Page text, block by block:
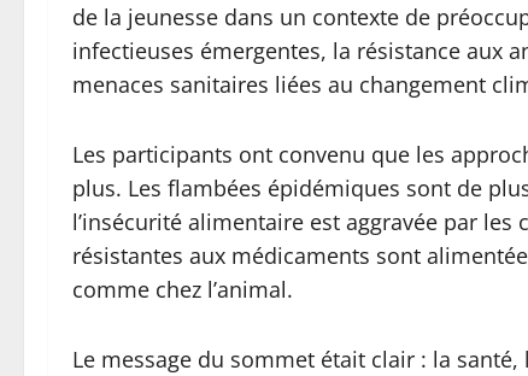
de la jeunesse dans un contexte de
infectieuses émergentes, la résistance aux
menaces sanitaires liées au changement
Les participants ont convenu que les
plus. Les flambées épidémiques sont de
l’insécurité alimentaire est aggravée par
résistantes aux médicaments sont
comme chez l’animal.
Le message du sommet était clair : la